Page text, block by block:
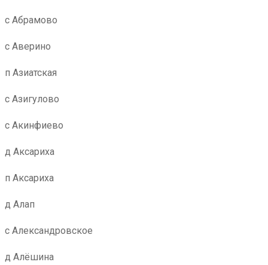
с Абрамово
с Аверино
п Азиатская
с Азигулово
с Акинфиево
д Аксариха
п Аксариха
д Алап
с Александровское
д Алёшина